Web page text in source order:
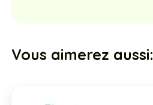
Vous aimerez aussi: